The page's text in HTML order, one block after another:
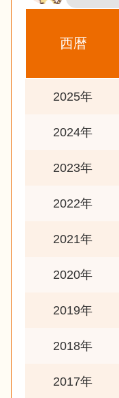
西暦
2025年
2024年
2023年
2022年
2021年
2020年
2019年
2018年
2017年